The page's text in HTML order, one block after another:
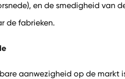
en de smedigheid van
de fabrieken.
aanwezigheid op de markt